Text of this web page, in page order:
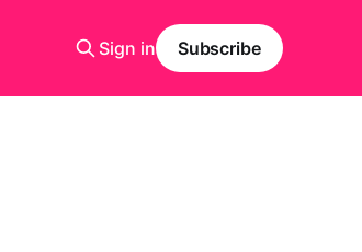
Sign in Subscribe